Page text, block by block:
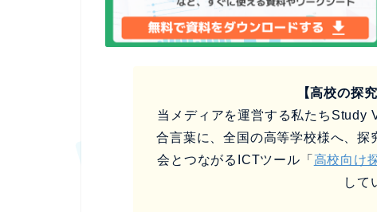
【高校の探
当メディアを運営する私たちStudy
合言葉に、全国の高等学校様へ、
会とつながるICTツール「 高校向け
して